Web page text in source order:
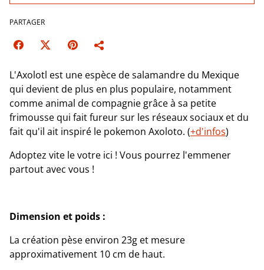
PARTAGER
L'Axolotl est une espèce de salamandre du Mexique
qui devient de plus en plus populaire, notamment
comme animal de compagnie grâce à sa petite
frimousse qui fait fureur sur les réseaux sociaux et du
fait qu'il ait inspiré le pokemon Axoloto. (+d'infos)
Adoptez vite le votre ici ! Vous pourrez l'emmener
partout avec vous !
Dimension et poids :
La création pèse environ 23g et mesure
approximativement 10 cm de haut.